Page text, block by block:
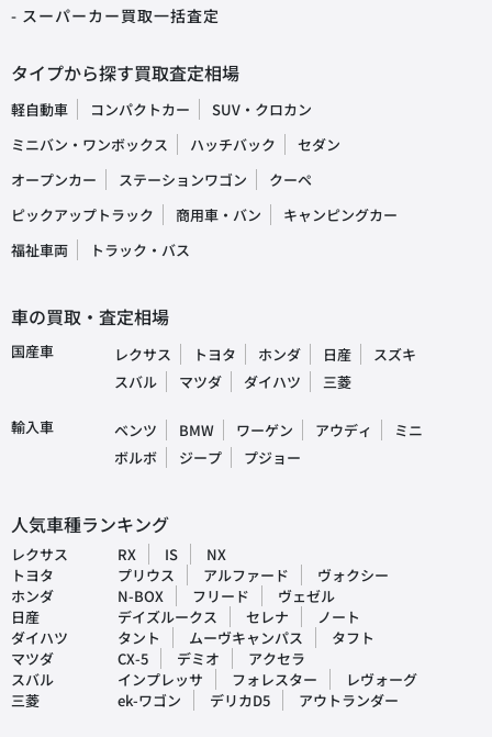
- スーパーカー買取一括査定
タイプから探す買取査定相場
軽自動車 コンパクトカー
SUV・クロカン
ミニバン・ワンボックス
ハッチバック
セダン
オープンカー
ステーションワゴン
クーペ
ピックアップトラック
商用車・バン
キャンピングカー
福祉車両
トラック・バス
車の買取・査定相場
国産車 レクサス トヨタ ホンダ 日産
スズキ
スバル
マツダ ダイハツ 三菱
輸入車 ベンツ BMW ワーゲン アウディ
ミニ
ボルボ
ジープ プジョー
人気車種ランキング
レクサス RX IS
NX
トヨタ
プリウス アルファード
ヴォクシー
ホンダ
N-BOX フリード
ヴェゼル
日産
デイズルークス セレナ
ノート
ダイハツ
タント ムーヴキャンパス
タフト
マツダ
CX-5 デミオ
アクセラ
スバル
インプレッサ フォレスター
レヴォーグ
三菱
ek-ワゴン デリカD5 アウトランダー